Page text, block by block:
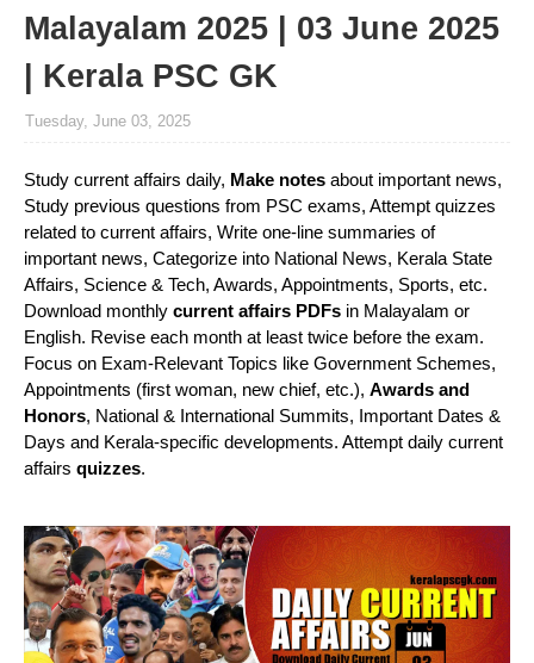
Malayalam 2025 | 03 June 2025
| Kerala PSC GK
Tuesday, June 03, 2025
Study current affairs daily, Make notes about important news,
Study previous questions from PSC exams, Attempt quizzes
related to current affairs, Write one-line summaries of
important news, Categorize into National News, Kerala State
Affairs, Science & Tech, Awards, Appointments, Sports, etc.
Download monthly current affairs PDFs in Malayalam or
English. Revise each month at least twice before the exam.
Focus on Exam-Relevant Topics like Government Schemes,
Appointments (first woman, new chief, etc.), Awards and
Honors, National & International Summits, Important Dates &
Days and Kerala-specific developments. Attempt daily current
affairs quizzes.